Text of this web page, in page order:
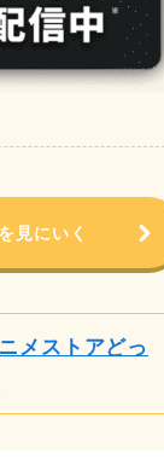
見にいく
メストアどっ